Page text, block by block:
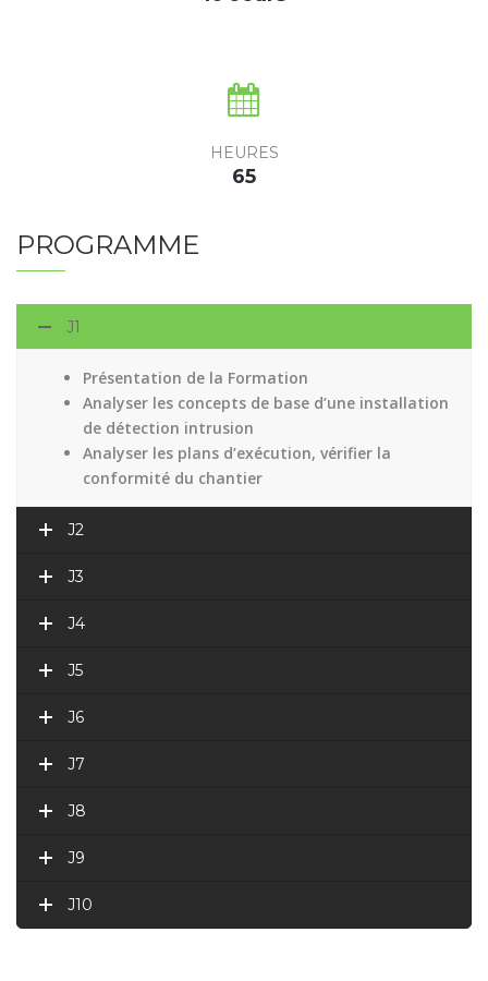
HEURES
65
PROGRAMME
J1
Présentation de la Formation
Analyser les concepts de base d’une installation
de détection intrusion
Analyser les plans d’exécution, vérifier la
conformité du chantier
J2
J3
J4
J5
J6
J7
J8
J9
J10